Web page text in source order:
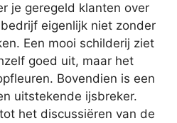
je geregeld klanten over
eigenlijk niet zonder
Een mooi schilderij ziet
goed uit, maar het
Bovendien is een
uitstekende ijsbreker.
het discussiëren van de